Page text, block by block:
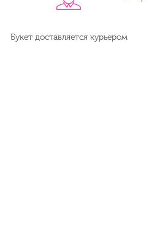
Букет доставляется курьером